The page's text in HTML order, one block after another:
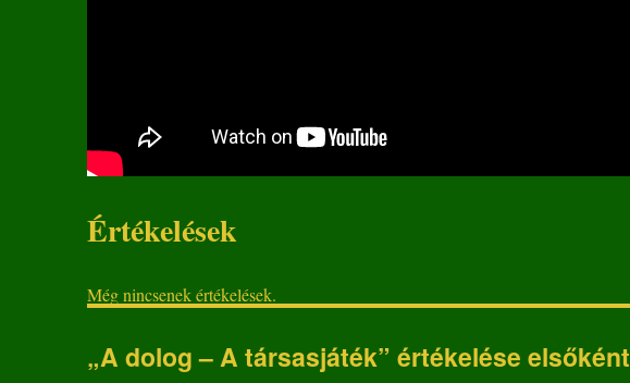
Értékelések
Még nincsenek értékelések.
„A dolog – A társasjáték” értékelése elsőként